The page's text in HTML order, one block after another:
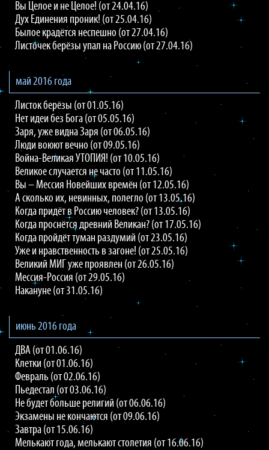
Вы Целое и не Целое! (от 24.04.16)
Дух Единения проник! (от 25.04.16)
Былое крадётся неспешно (от 27.04.16)
Листочек берёзы упал на Россию (от 27.04.16)
май 2016 года
Листок берёзы (от 01.05.16)
Нет идеи без Бога (от 05.05.16)
Заря, уже видна Заря (от 06.05.16)
Люди воюют вечно (от 09.05.16)
Война-Великая УТОПИЯ! (от 10.05.16)
Великое случается не часто (от 11.05.16)
Вы – Мессия Новейших времён (от 12.05.16)
А сколько их, невинных, полегло (от 13.05.16)
Когда придёт в Россию человек? (от 13.05.16)
Когда проснётся древний Великан? (от 17.05.16)
Когда пройдёт туман раздумий (от 23.05.16)
Уже и нравственность в загоне! (от 25.05.16)
Великий МИГ уже проявлен (от 26.05.16)
Мессия-Россия (от 29.05.16)
Накануне (от 31.05.16)
июнь 2016 года
ДВА (от 01.06.16)
Клетки (от 01.06.16)
Февраль (от 02.06.16)
Пьедестал (от 03.06.16)
Не будет больше религий (от 06.06.16)
Экзамены не кончаются (от 09.06.16)
Завтра (от 15.06.16)
Мелькают года, мелькают столетия (от 16.06.16)